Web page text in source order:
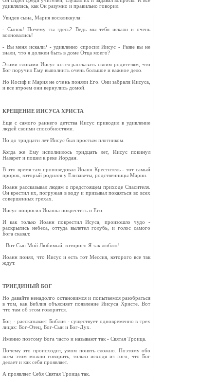
удивлялись, как Он разумно и правильно говорил.
Увидев сына, Мария воскликнула:
- Сынок! Почему ты здесь? Ведь мы тебя искали и очень
волновались!
- Вы меня искали? - удивленно спросил Иисус - Разве вы не
знали, что я должен быть в доме Отца моего?
Этими словами Иисус хотел рассказать своим родителям, что
Бог поручил Ему выполнить очень большое и важное дело.
Но Иосиф и Мария не очень поняли Его. Они забрали Иисуса,
и все втроем они вернулись домой.
КРЕЩЕНИЕ ИИСУСА ХРИСТА
Еще с самого раннего детства Иисус приводил в удивление
людей своими способностями.
Но до тридцати лет Иисус был простым плотником.
Когда же Ему исполнилось тридцать лет, Иисус покинул
Назарет и пошел к реке Иордан.
В это время там проповедовал Иоанн Креститель - тот самый
пророк, который родился у Елизаветы, родственницы Марии.
Иоанн рассказывал людям о предстоящем приходе Спасителя.
Он крестил их, погружая в воду и призывал покаяться во всех
совершенных грехах.
Иисус попросил Иоанна покрестить и Его.
И как только Иоанн покрестил Исуса, произошло чудо -
раскрылись небеса, оттуда вылетел голубь, и голос самого
Бога сказал:
- Вот Сын Мой Любимый, которого Я так люблю!
Иоанн понял, что Иисус и есть тот Мессия, которого все так
ждут.
ТРИЕДИНЫЙ БОГ
Но давайте ненадолго остановимся и попытаемся разобраться
в том, как Библия объясняет появление Иисуса Христе. Вот
что там об этом говорится.
Бог, - рассказывает Библия - существует одновременно в трех
лицах: Бог-Отец, Бог-Сын и Бог-Дух.
Именно поэтому Бога часто и называют так - Святая Троица.
Почему это происходит, умом понять сложно. Поэтому обо
всем этом можно говорить, только исходя из того, что Бог
делает и как себя проявляет.
А проявляет Себя Святая Троица так.